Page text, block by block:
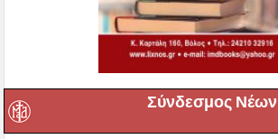
Σύνδεσμος Νέων